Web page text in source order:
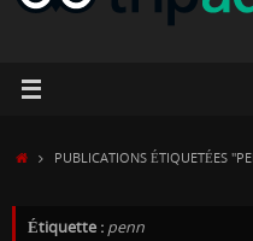
ACCUEIL
PUBLICATIONS ÉTIQUETÉES
Étiquette : penn